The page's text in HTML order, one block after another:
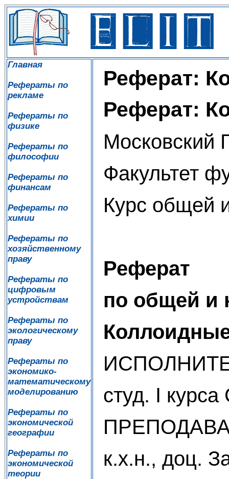
Главная
Рефераты по
рекламе
Рефераты по
физике
Рефераты по
философии
Рефераты по
финансам
Рефераты по
химии
Рефераты по
хозяйственному
праву
Рефераты по
цифровым
устройствам
Рефераты по
экологическому
праву
Рефераты по
экономико-
математическому
моделированию
Рефераты по
экономической
географии
Рефераты по
экономической
теории
Реферат:
Реферат:
Московский
Факультет
Курс общей
Реферат
по общей и
студ. I
к.х.н., доц.